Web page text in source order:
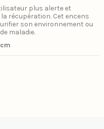
plus alerte et
récupération. Cet encens
son environnement ou
maladie.